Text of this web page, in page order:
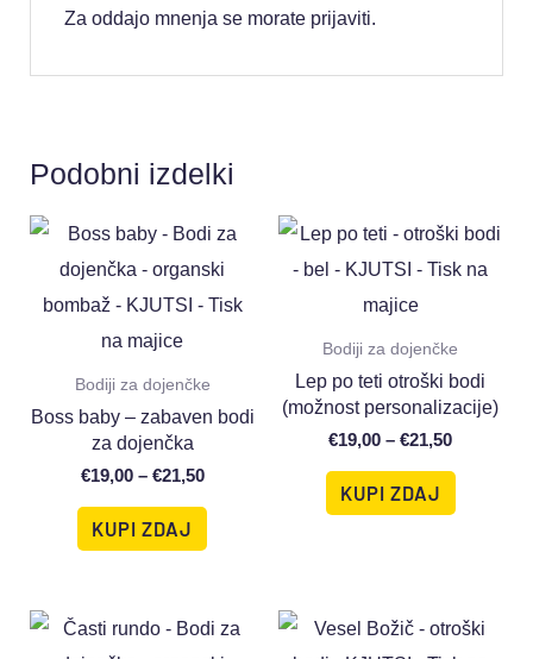
Za oddajo mnenja se morate prijaviti.
Podobni izdelki
Bodiji za dojenčke
Boss baby – zabaven bodi
za dojenčka
€19,00 – €21,50
KUPI ZDAJ
Bodiji za dojenčke
Lep po teti otroški bodi
(možnost personalizacije)
€19,00 – €21,50
KUPI ZDAJ